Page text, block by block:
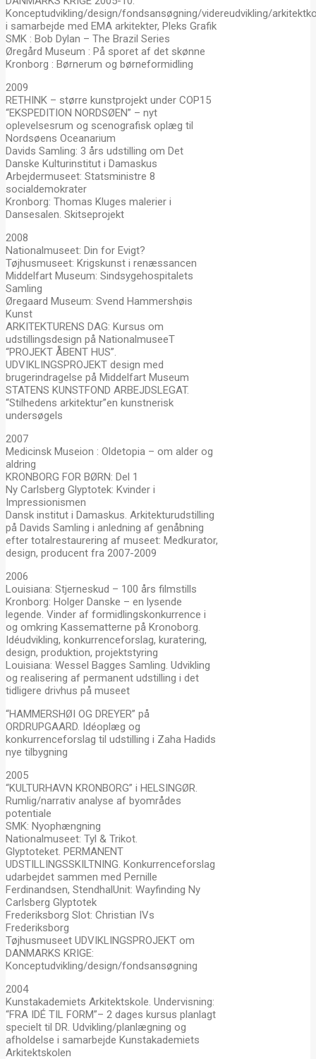
Konceptudvikling/design/fondsansøgning/videreudvikling/
i samarbejde med EMA arkitekter, Pleks Grafik
SMK : Bob Dylan – The Brazil Series
Øregård Museum : På sporet af det skønne
Kronborg : Børnerum og børneformidling
2009
RETHINK – større kunstprojekt under COP15
“EKSPEDITION NORDSØEN” – nyt
oplevelsesrum og scenografisk oplæg til
Nordsøens Oceanarium
Davids Samling: 3 års udstilling om Det
Danske Kulturinstitut i Damaskus
Arbejdermuseet: Statsministre 8
socialdemokrater
Kronborg: Thomas Kluges malerier i
Dansesalen. Skitseprojekt
2008
Nationalmuseet: Din for Evigt?
Tøjhusmuseet: Krigskunst i renæssancen
Middelfart Museum: Sindsygehospitalets
Samling
Øregaard Museum: Svend Hammershøis
Kunst
ARKITEKTURENS DAG: Kursus om
udstillingsdesign på NationalmuseeT
“PROJEKT ÅBENT HUS”.
UDVIKLINGSPROJEKT design med
brugerindragelse på Middelfart Museum
STATENS KUNSTFOND ARBEJDSLEGAT.
“Stilhedens arkitektur”en kunstnerisk
undersøgels
2007
Medicinsk Museion : Oldetopia – om alder og
aldring
KRONBORG FOR BØRN: Del 1
Ny Carlsberg Glyptotek: Kvinder i
Impressionismen
Dansk institut i Damaskus. Arkitekturudstilling
på Davids Samling i anledning af genåbning
efter totalrestaurering af museet: Medkurator,
design, producent fra 2007-2009
2006
Louisiana: Stjerneskud – 100 års filmstills
Kronborg: Holger Danske – en lysende
legende. Vinder af formidlingskonkurrence i
og omkring Kassematterne på Kronoborg.
Idéudvikling, konkurrenceforslag, kuratering,
design, produktion, projektstyring
Louisiana: Wessel Bagges Samling. Udvikling
og realisering af permanent udstilling i det
tidligere drivhus på museet
“HAMMERSHØI OG DREYER” på
ORDRUPGAARD. Idéoplæg og
konkurrenceforslag til udstilling i Zaha Hadids
nye tilbygning
2005
“KULTURHAVN KRONBORG” i HELSINGØR.
Rumlig/narrativ analyse af byområdes
potentiale
SMK: Nyophængning
Nationalmuseet: Tyl & Trikot.
Glyptoteket. PERMANENT
UDSTILLINGSSKILTNING. Konkurrenceforslag
udarbejdet sammen med Pernille
Ferdinandsen, StendhalUnit: Wayfinding Ny
Carlsberg Glyptotek
Frederiksborg Slot: Christian IVs
Frederiksborg
Tøjhusmuseet UDVIKLINGSPROJEKT om
DANMARKS KRIGE:
Konceptudvikling/design/fondsansøgning
2004
Kunstakademiets Arkitektskole. Undervisning:
“FRA IDÉ TIL FORM”– 2 dages kursus planlagt
specielt til DR. Udvikling/planlægning og
afholdelse i samarbejde Kunstakademiets
Arkitektskolen